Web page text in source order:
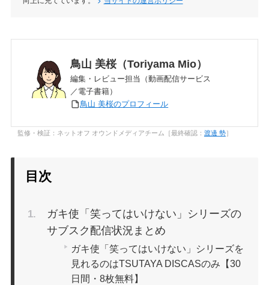
鳥山 美桜（Toriyama Mio）
編集・レビュー担当（動画配信サービス
／電子書籍）
鳥山 美桜のプロフィール
監修・検証：ネットオフ オウンドメディアチーム［最終確認： 渡邊 勢］
目次
ガキ使「笑ってはいけない」シリーズの
サブスク配信状況まとめ
ガキ使「笑ってはいけない」シリーズを
見れるのはTSUTAYA DISCASのみ【30
日間・8枚無料】